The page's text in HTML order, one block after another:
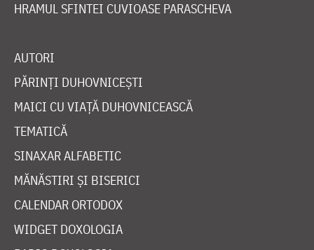
HRAMUL SFINTEI CUVIOASE PARASCHEVA
AUTORI
PĂRINȚI DUHOVNICEȘTI
MAICI CU VIAȚĂ DUHOVNICEASCĂ
TEMATICĂ
SINAXAR ALFABETIC
MĂNĂSTIRI ȘI BISERICI
CALENDAR ORTODOX
WIDGET DOXOLOGIA